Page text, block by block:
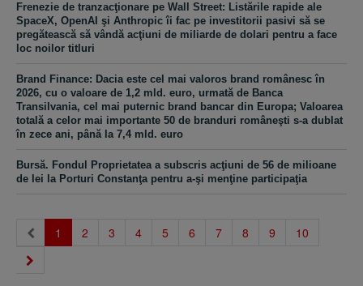
Frenezie de tranzacţionare pe Wall Street: Listările rapide ale
SpaceX, OpenAI şi Anthropic îi fac pe investitorii pasivi să se
pregătească să vândă acţiuni de miliarde de dolari pentru a face
loc noilor titluri
Brand Finance: Dacia este cel mai valoros brand românesc în
2026, cu o valoare de 1,2 mld. euro, urmată de Banca
Transilvania, cel mai puternic brand bancar din Europa; Valoarea
totală a celor mai importante 50 de branduri româneşti s-a dublat
în zece ani, până la 7,4 mld. euro
Bursă. Fondul Proprietatea a subscris acţiuni de 56 de milioane
de lei la Porturi Constanţa pentru a-şi menţine participaţia
1 (current)
2 3 4 5 6 7 8 9 10